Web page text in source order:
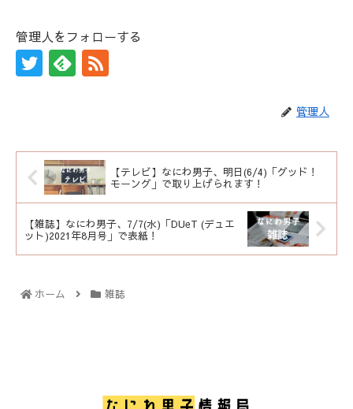
管理人をフォローする
管理人
【テレビ】なにわ男子、明日(6/4)「グッド！
モーング」で取り上げられます！
【雑誌】なにわ男子、7/7(水)「DUeT (デュエ
ット)2021年8月号」で表紙！
ホーム 雑誌